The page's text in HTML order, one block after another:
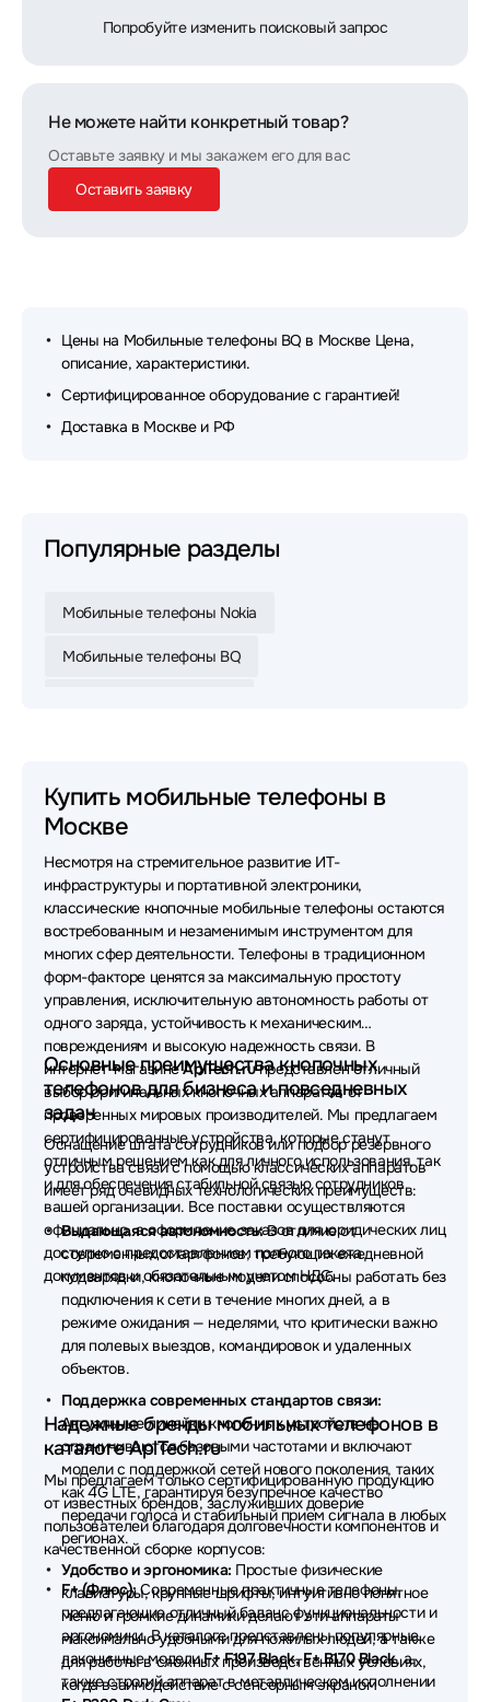
Попробуйте изменить поисковый запрос
Не можете найти конкретный товар?
Оставьте заявку и мы закажем его для вас
Оставить заявку
Цены на Мобильные телефоны BQ в Москве Цена,
описание, характеристики.
Сертифицированное оборудование с гарантией!
Доставка в Москве и РФ
Популярные разделы
Мобильные телефоны Nokia
Мобильные телефоны BQ
Мобильные телефоны TeXet
Мобильные телефоны OLMIO
Мобильные телефоны Fly
Купить мобильные телефоны в
Москве
Несмотря на стремительное развитие ИТ-
инфраструктуры и портативной электроники,
классические кнопочные мобильные телефоны остаются
востребованным и незаменимым инструментом для
многих сфер деятельности. Телефоны в традиционном
форм-факторе ценятся за максимальную простоту
управления, исключительную автономность работы от
одного заряда, устойчивость к механическим
повреждениям и высокую надежность связи. В
интернет-магазинеAplTech.ruпредставлен отличный
выбор оригинальных кнопочных аппаратов от
проверенных мировых производителей. Мы предлагаем
сертифицированные устройства, которые станут
отличным решением как для личного использования, так
и для обеспечения стабильной связью сотрудников
вашей организации. Все поставки осуществляются
официально, а оформление заказов для юридических лиц
доступно с предоставлением полного пакета
документов и обязательным учетом НДС.
Основные преимущества кнопочных
телефонов для бизнеса и повседневных
задач
Оснащение штата сотрудников или подбор резервного
устройства связи с помощью классических аппаратов
имеет ряд очевидных технологических преимуществ:
Выдающаяся автономность:В отличие от
современных смартфонов, требующих ежедневной
подзарядки, кнопочные модели способны работать без
подключения к сети в течение многих дней, а в
режиме ожидания — неделями, что критически важно
для полевых выездов, командировок и удаленных
объектов.
Поддержка современных стандартов связи:
Актуальные линейки кнопочных устройств не
ограничиваются базовыми частотами и включают
модели с поддержкой сетей нового поколения, таких
как 4G LTE, гарантируя безупречное качество
передачи голоса и стабильный прием сигнала в любых
регионах.
Удобство и эргономика: Простые физические
клавиатуры, крупные шрифты, интуитивно понятное
меню и громкие динамики делают эти аппараты
максимально удобными для пожилых людей, а также
для работы в сложных производственных условиях,
когда взаимодействие с сенсорным экраном
Надежные бренды мобильных телефонов в
каталоге AplTech.ru
Мы предлагаем только сертифицированную продукцию
от известных брендов, заслуживших доверие
пользователей благодаря долговечности компонентов и
качественной сборке корпусов:
F+ (Флюс):Современные практичные телефоны,
предлагающие отличный баланс функциональности и
эргономики. В каталоге представлены популярные
лаконичные моделиF+ F197 Black, F+ B170 Black, а
также строгий аппарат в металлическом исполнении